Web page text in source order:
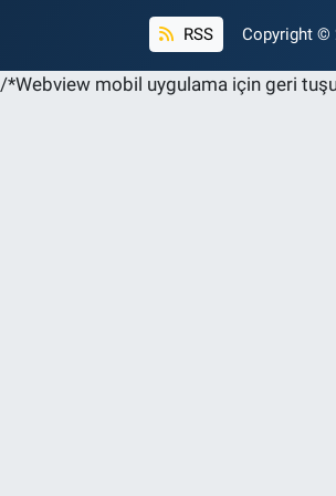
RSS Copyright ©
/*Webview mobil uygulama için geri